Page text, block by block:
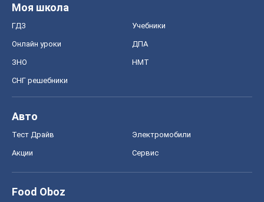
Моя школа
ГДЗ Учебники
Онлайн уроки ДПА
ЗНО НМТ
СНГ решебники
Авто
Тест Драйв Электромобили
Акции Сервис
Food Oboz